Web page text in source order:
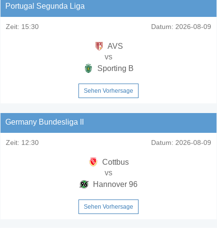
Portugal Segunda Liga
Zeit: 15:30 Datum: 2026-08-09
AVS
vs
Sporting B
Sehen Vorhersage
Germany Bundesliga II
Zeit: 12:30 Datum: 2026-08-09
Cottbus
vs
Hannover 96
Sehen Vorhersage